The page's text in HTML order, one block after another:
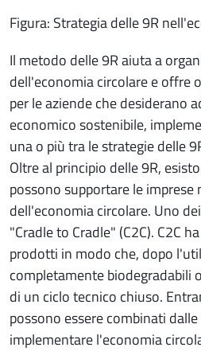
Figura: Strategia delle 9R
Il metodo delle 9R aiuta a
dell'economia circolare e offre
per le aziende che desiderano
economico sostenibile,
una o più tra le strategie delle
Oltre al principio delle 9R,
possono supportare le
dell'economia circolare. Uno
"Cradle to Cradle" (C2C). C2C
prodotti in modo che, dopo
completamente biodegradabili
di un ciclo tecnico chiuso.
possono essere combinati
implementare l'economia